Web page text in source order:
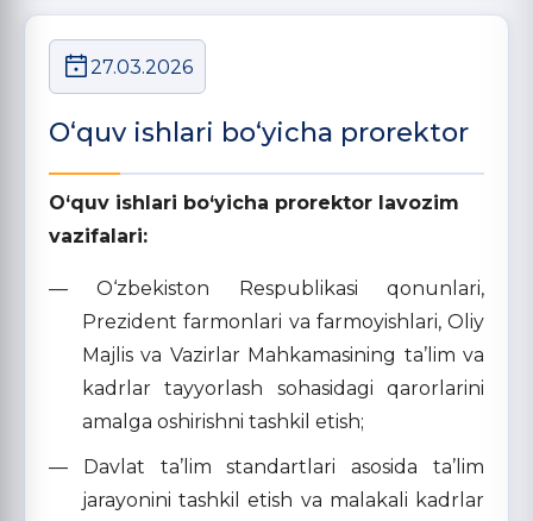
27.03.2026
O‘quv ishlari bo‘yicha prorektor
O‘quv ishlari bo‘yicha prorektor lavozim
vazifalari:
— O‘zbekiston Respublikasi qonunlari,
Prezident farmonlari va farmoyishlari, Oliy
Majlis va Vazirlar Mahkamasining ta’lim va
kadrlar tayyorlash sohasidagi qarorlarini
amalga oshirishni tashkil etish;
— Davlat ta’lim standartlari asosida ta’lim
jarayonini tashkil etish va malakali kadrlar